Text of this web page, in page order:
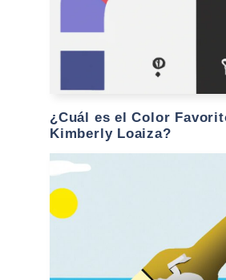
¿Cuál es el Color
Kimberly Loaiza?